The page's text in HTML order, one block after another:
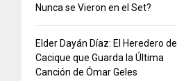
Nunca se Vieron en el Set?
Elder Dayán Díaz: El Heredero del
Cacique que Guarda la Última
Canción de Ómar Geles